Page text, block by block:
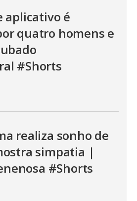
aplicativo é
quatro homens e
#Shorts
realiza sonho de
simpatia |
#Shorts